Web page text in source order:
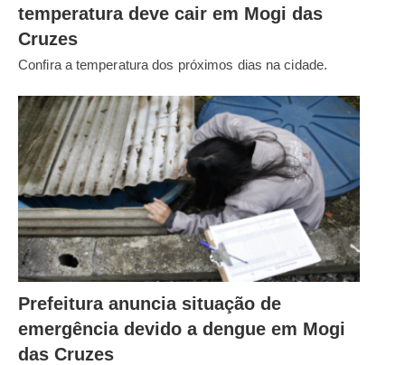
temperatura deve cair em Mogi das
Cruzes
Confira a temperatura dos próximos dias na cidade.
Prefeitura anuncia situação de
emergência devido a dengue em Mogi
das Cruzes